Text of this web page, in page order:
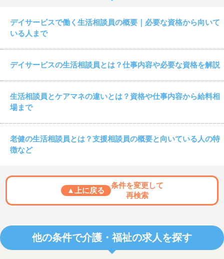
デイサービスで働く生活相談員の概要｜必要な資格から向いて
いる人まで
デイサービスの生活相談員とは？仕事内容や必要な資格を解説
生活相談員とケアマネの違いとは？資格や仕事内容から給料相
場まで
老健の生活相談員とは？支援相談員の概要と向いている人の特
徴など
▲上に戻る
条件を変更して
再検索
他の条件で介護・福祉の求人を探す